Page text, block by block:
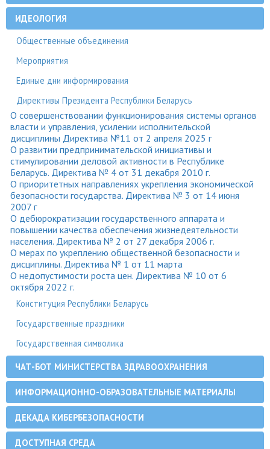
ИДЕОЛОГИЯ
Общественные объединения
Мероприятия
Единые дни информирования
Директивы Президента Республики Беларусь
О совершенствовании функционирования системы органов
власти и управления, усилении исполнительской
дисциплины Директива №11 от 2 апреля 2025 г
О развитии предпринимательской инициативы и
стимулировании деловой активности в Республике
Беларусь. Директива № 4 от 31 декабря 2010 г.
О приоритетных направлениях укрепления экономической
безопасности государства. Директива № 3 от 14 июня
2007 г
О дебюрократизации государственного аппарата и
повышении качества обеспечения жизнедеятельности
населения. Директива № 2 от 27 декабря 2006 г.
О мерах по укреплению общественной безопасности и
дисциплины. Директива № 1 от 11 марта
О недопустимости роста цен. Директива № 10 от 6
октября 2022 г.
Конституция Республики Беларусь
Государственные праздники
Государственная символика
ЧАТ-БОТ МИНИСТЕРСТВА ЗДРАВООХРАНЕНИЯ
ИНФОРМАЦИОННО-ОБРАЗОВАТЕЛЬНЫЕ МАТЕРИАЛЫ
ДЕКАДА КИБЕРБЕЗОПАСНОСТИ
ДОСТУПНАЯ СРЕДА